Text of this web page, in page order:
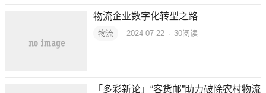
物流企业数字化转型之路
物流 2024-07-22 · 30阅读
「多彩新论」“客货邮”助力破除农村物流